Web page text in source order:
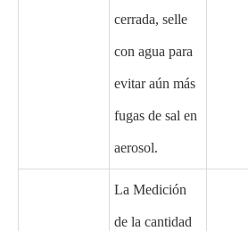
cerrada, selle
con agua para
evitar aún más
fugas de sal en
aerosol.
La Medición
de la cantidad